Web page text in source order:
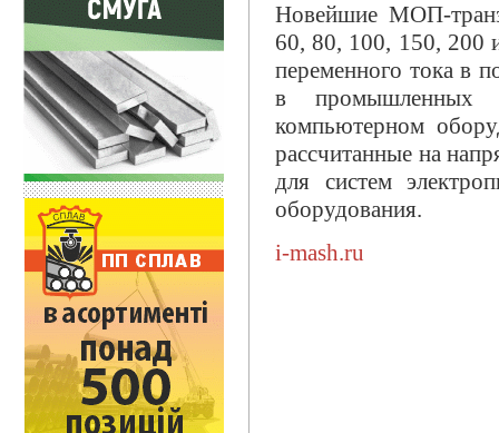
Новейшие МОП-
60, 80, 100, 150, 200
переменного тока в
в промышленных
компьютерном
рассчитанные на
для систем
оборудования.
i-mash.ru